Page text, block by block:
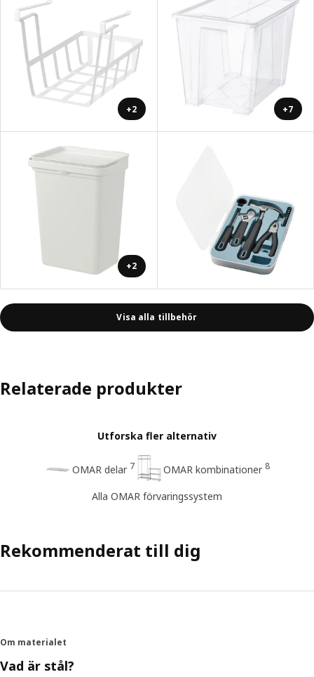
+2 +7
+2
Visa alla tillbehör
Relaterade produkter
Utforska fler alternativ
OMAR delar 7 OMAR kombinationer 8
Alla OMAR förvaringssystem
Rekommenderat till dig
Om materialet
Vad är stål?